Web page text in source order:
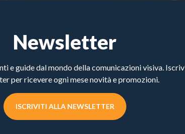
Newsletter
e guide dal mondo della comunicazioni visiva.
per ricevere ogni mese novità e promozioni.
ISCRIVITI ALLA NEWSLETTER